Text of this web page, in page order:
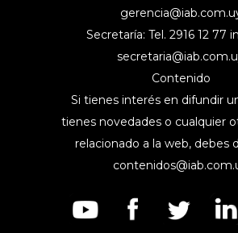
Secretaría: Tel. 2916 12 77
Contenido
Si tienes interés en difundir
tienes novedades o cualquier
relacionado a la web, debes